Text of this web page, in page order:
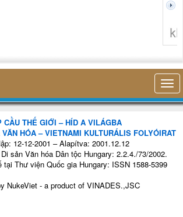
CẦU THẾ GIỚI – HÍD A VILÁGBA
HÓA – VIETNAMI KULTURÁLIS FOLYÓIRAT
12-12-2001 – Alapítva: 2001.12.12
sản Văn hóa Dân tộc Hungary: 2.2.4./73/2002.
Thư viện Quốc gia Hungary: ISSN 1588-5399
NukeViet - a product of VINADES.,JSC